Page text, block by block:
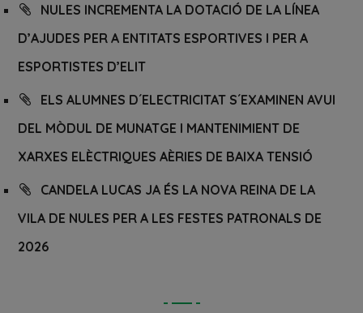
NULES INCREMENTA LA DOTACIÓ DE LA LÍNEA
D’AJUDES PER A ENTITATS ESPORTIVES I PER A
ESPORTISTES D’ELIT
ELS ALUMNES D´ELECTRICITAT S´EXAMINEN AVUI
DEL MÒDUL DE MUNATGE I MANTENIMIENT DE
XARXES ELÈCTRIQUES AÈRIES DE BAIXA TENSIÓ
CANDELA LUCAS JA ÉS LA NOVA REINA DE LA
VILA DE NULES PER A LES FESTES PATRONALS DE
2026